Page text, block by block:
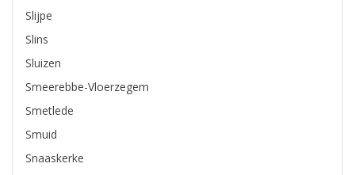
Slijpe
Slins
Sluizen
Smeerebbe-Vloerzegem
Smetlede
Smuid
Snaaskerke